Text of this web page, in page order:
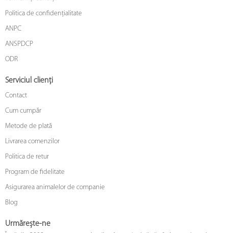
Politica de confidențialitate
ANPC
ANSPDCP
ODR
Serviciul clienți
Contact
Cum cumpăr
Metode de plată
Livrarea comenzilor
Politica de retur
Program de fidelitate
Asigurarea animalelor de companie
Blog
Urmărește-ne